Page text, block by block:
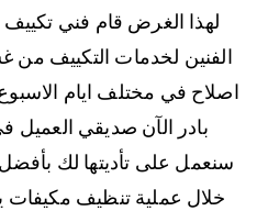
لهذا الغرض قام فني
الفنين لخدمات التكييف من
اصلاح في مختلف ايام
بادر الآن صديقي
سنعمل على تأديتها لك
خلال عملية تنظيف